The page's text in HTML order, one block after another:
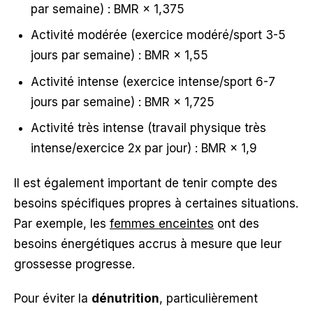
par semaine) : BMR × 1,375
Activité modérée (exercice modéré/sport 3-5
jours par semaine) : BMR × 1,55
Activité intense (exercice intense/sport 6-7
jours par semaine) : BMR × 1,725
Activité très intense (travail physique très
intense/exercice 2x par jour) : BMR × 1,9
Il est également important de tenir compte des
besoins spécifiques propres à certaines situations.
Par exemple, les femmes enceintes ont des
besoins énergétiques accrus à mesure que leur
grossesse progresse.
Pour éviter la dénutrition, particulièrement